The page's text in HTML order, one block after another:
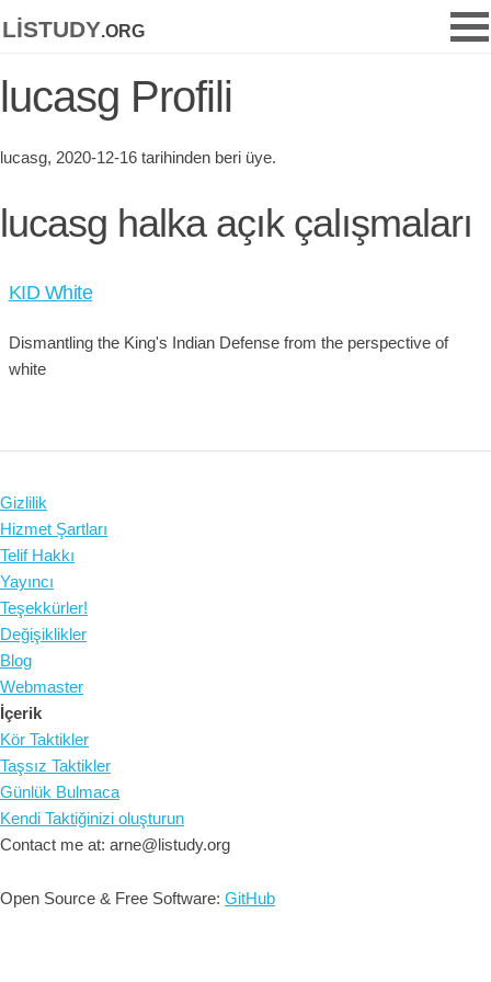
listudy.org
lucasg Profili
lucasg, 2020-12-16 tarihinden beri üye.
lucasg halka açık çalışmaları
KID White
Dismantling the King's Indian Defense from the perspective of
white
Gizlilik
Hizmet Şartları
Telif Hakkı
Yayıncı
Teşekkürler!
Değişiklikler
Blog
Webmaster
İçerik
Kör Taktikler
Taşsız Taktikler
Günlük Bulmaca
Kendi Taktiğinizi oluşturun
Contact me at: arne@listudy.org
Open Source & Free Software: GitHub